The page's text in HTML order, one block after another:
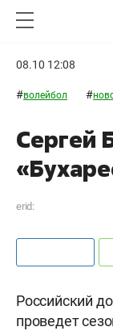
08.10 12:08
#волейбол #
Сергей
erid:
Российский
проведет